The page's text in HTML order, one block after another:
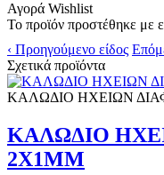
Αγορά Wishlist
Το προϊόν προστέθηκε με
‹ Προηγούμενο είδος
Σχετικά προϊόντα
ΚΑΛΩΔΙΟ ΗΧΕΙΩΝ
ΚΑΛΩΔΙΟ
2Χ1ΜΜ